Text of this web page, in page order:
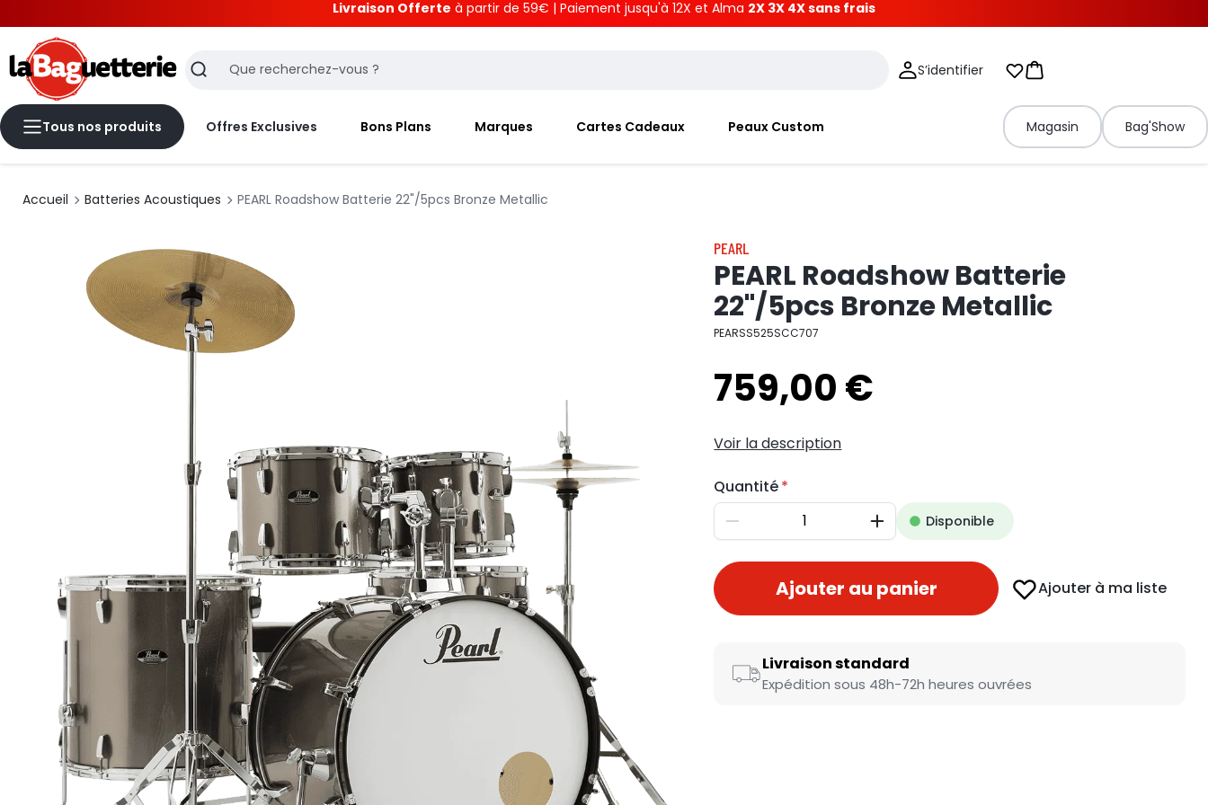
Livraison Offerte à partir de 59€ | Paiement jusqu'à 12X et Alma 2X 3X 4X sans frais
Recherche S’identifier Mes listes d'envies
Panier
Tous nos produits Offres Exclusives Bons Plans Marques Cartes Cadeaux Peaux Custom Magasin Bag'Show
Accueil Batteries Acoustiques PEARL Roadshow Batterie 22"/5pcs Bronze Metallic
PEARL
PEARL Roadshow Batterie
22"/5pcs Bronze Metallic
PEARSS525SCC707
759,00 €
Voir la description
Quantité
Diminuer AugmenterDisponible
Ajouter au panier Ajouter à ma liste
Livraison standard
Expédition sous 48h-72h heures ouvrées